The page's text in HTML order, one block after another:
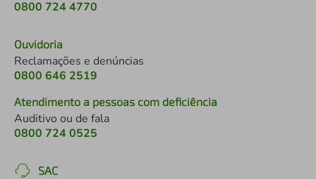
0800 724 4770
Ouvidoria
Reclamações e denúncias
0800 646 2519
Atendimento a pessoas com deficiência
Auditivo ou de fala
0800 724 0525
SAC